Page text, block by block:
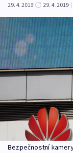
29. 4. 2019
29. 4. 2019 |
Bezpečnostní